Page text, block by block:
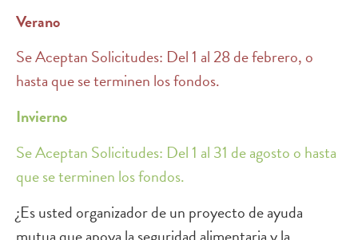
Verano
Se Aceptan Solicitudes: Del 1 al 28 de febrero, o
hasta que se terminen los fondos.
Invierno
Se Aceptan Solicitudes: Del 1 al 31 de agosto o hasta
que se terminen los fondos.
¿Es usted organizador de un proyecto de ayuda